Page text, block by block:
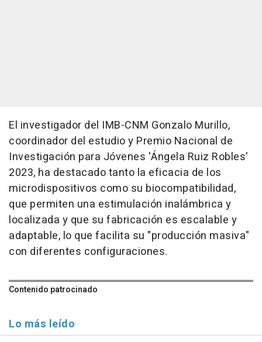
El investigador del IMB-CNM Gonzalo Murillo,
coordinador del estudio y Premio Nacional de
Investigación para Jóvenes 'Ángela Ruiz Robles'
2023, ha destacado tanto la eficacia de los
microdispositivos como su biocompatibilidad,
que permiten una estimulación inalámbrica y
localizada y que su fabricación es escalable y
adaptable, lo que facilita su "producción masiva"
con diferentes configuraciones.
Contenido patrocinado
Lo más leído